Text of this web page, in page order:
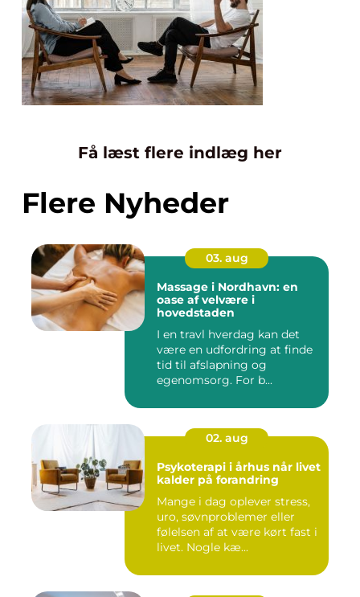
Få læst flere indlæg her
Flere Nyheder
03. aug
Massage i Nordhavn: en
oase af velvære i
hovedstaden
I en travl hverdag kan det
være en udfordring at finde
tid til afslapning og
egenomsorg. For b...
02. aug
Psykoterapi i århus når livet
kalder på forandring
Mange i dag oplever stress,
uro, søvnproblemer eller
følelsen af at være kørt fast i
livet. Nogle kæ...